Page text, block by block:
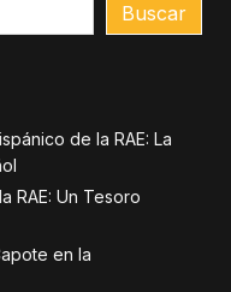
Buscar
de la RAE: La
RAE: Un Tesoro
en la